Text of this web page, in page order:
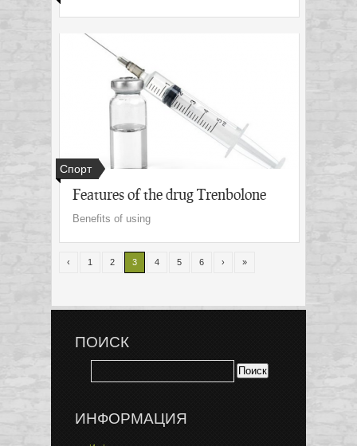
Спорт
Features of the drug Trenbolone
Benefits of using
‹ 1 2 3 4 5 6 › »
ПОИСК
ИНФОРМАЦИЯ